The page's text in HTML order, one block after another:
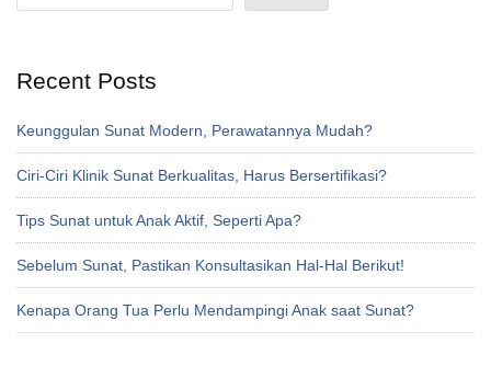
Recent Posts
Keunggulan Sunat Modern, Perawatannya Mudah?
Ciri-Ciri Klinik Sunat Berkualitas, Harus Bersertifikasi?
Tips Sunat untuk Anak Aktif, Seperti Apa?
Sebelum Sunat, Pastikan Konsultasikan Hal-Hal Berikut!
Kenapa Orang Tua Perlu Mendampingi Anak saat Sunat?